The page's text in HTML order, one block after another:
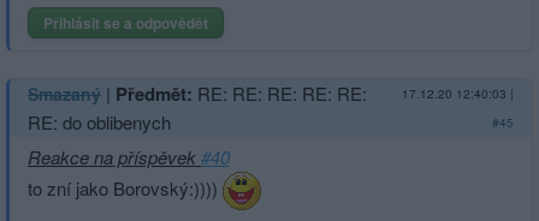
Přihlásit se a odpovědět
Smazaný | Předmět: RE: RE: RE: RE: RE:
RE: do oblibenych
17.12.20 12:40:03 |
#45
Reakce na příspěvek#40
to zní jako Borovský:))))